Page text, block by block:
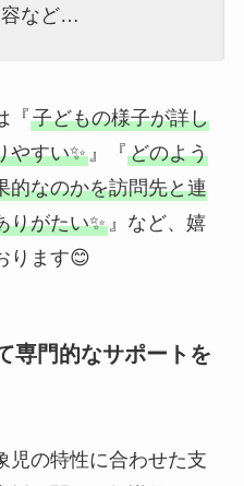
容など…
『子どもの様子が詳し
やすい✨』『どのよう
的なのかを訪問先と連
りがたい✨』など、嬉
ります😊
専門的なサポートを
の特性に合わせた支